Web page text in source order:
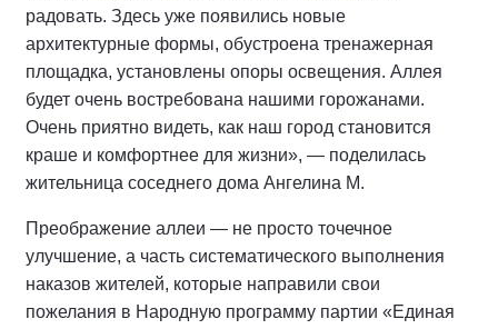
радовать. Здесь уже появились новые
архитектурные формы, обустроена тренажерная
площадка, установлены опоры освещения. Аллея
будет очень востребована нашими горожанами.
Очень приятно видеть, как наш город становится
краше и комфортнее для жизни», — поделилась
жительница соседнего дома Ангелина М.
Преображение аллеи — не просто точечное
улучшение, а часть систематического выполнения
наказов жителей, которые направили свои
пожелания в Народную программу партии «Единая